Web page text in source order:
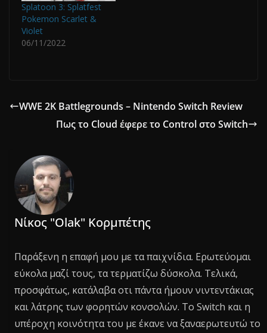
Splatoon 3: Splatfest
Pokemon Scarlet &
Violet
06/11/2022
WWE 2K Battlegrounds – Nintendo Switch Review
Πως το Cloud έφερε το Control στο Switch
Νίκος "Olak" Κορμπέτης
Παράξενη η επαφή μου με τα παιχνίδια. Ερωτεύομαι
εύκολα μαζί τους, τα τερματίζω δύσκολα. Τελικά,
προσφάτως, κατάλαβα οτι πάντα ήμουν νιντεντάκιας
και λάτρης των φορητών κονσολών. Το Switch και η
υπέροχη κοινότητα του με έκανε να ξαναερωτευτώ το